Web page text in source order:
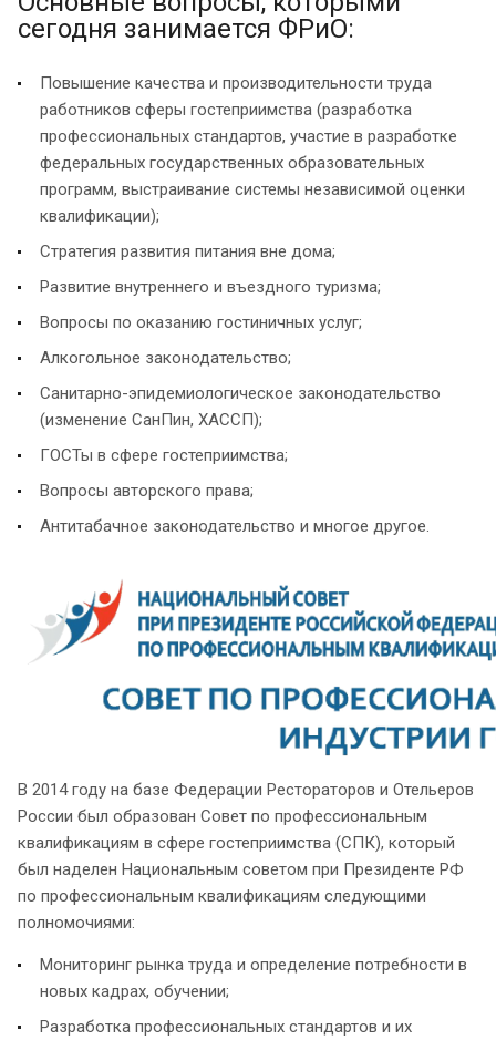
сегодня занимается ФРиО:
Повышение качества и производительности труда
работников сферы гостеприимства (разработка
профессиональных стандартов, участие в разработке
федеральных государственных образовательных
программ, выстраивание системы независимой оценки
квалификации);
Стратегия развития питания вне дома;
Развитие внутреннего и въездного туризма;
Вопросы по оказанию гостиничных услуг;
Алкогольное законодательство;
Санитарно-эпидемиологическое законодательство
(изменение СанПин, ХАССП);
ГОСТы в сфере гостеприимства;
Вопросы авторского права;
Антитабачное законодательство и многое другое.
В 2014 году на базе Федерации Рестораторов и Отельеров
России был образован Совет по профессиональным
квалификациям в сфере гостеприимства (СПК), который
был наделен Национальным советом при Президенте РФ
по профессиональным квалификациям следующими
полномочиями:
Мониторинг рынка труда и определение потребности в
новых кадрах, обучении;
Разработка профессиональных стандартов и их